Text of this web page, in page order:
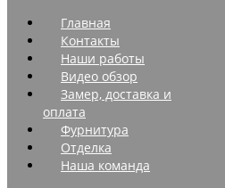
Главная
Контакты
Наши работы
Видео обзор
Замер, доставка и
оплата
Фурнитура
Отделка
Наша команда